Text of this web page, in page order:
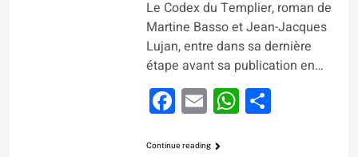
Le Codex du Templier, roman de
Martine Basso et Jean-Jacques
Lujan, entre dans sa dernière
étape avant sa publication en…
Facebook
EmailWhatsApp
Continue reading